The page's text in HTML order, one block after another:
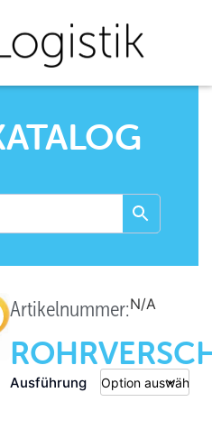
Artikelnummer:N/A
Ausführung